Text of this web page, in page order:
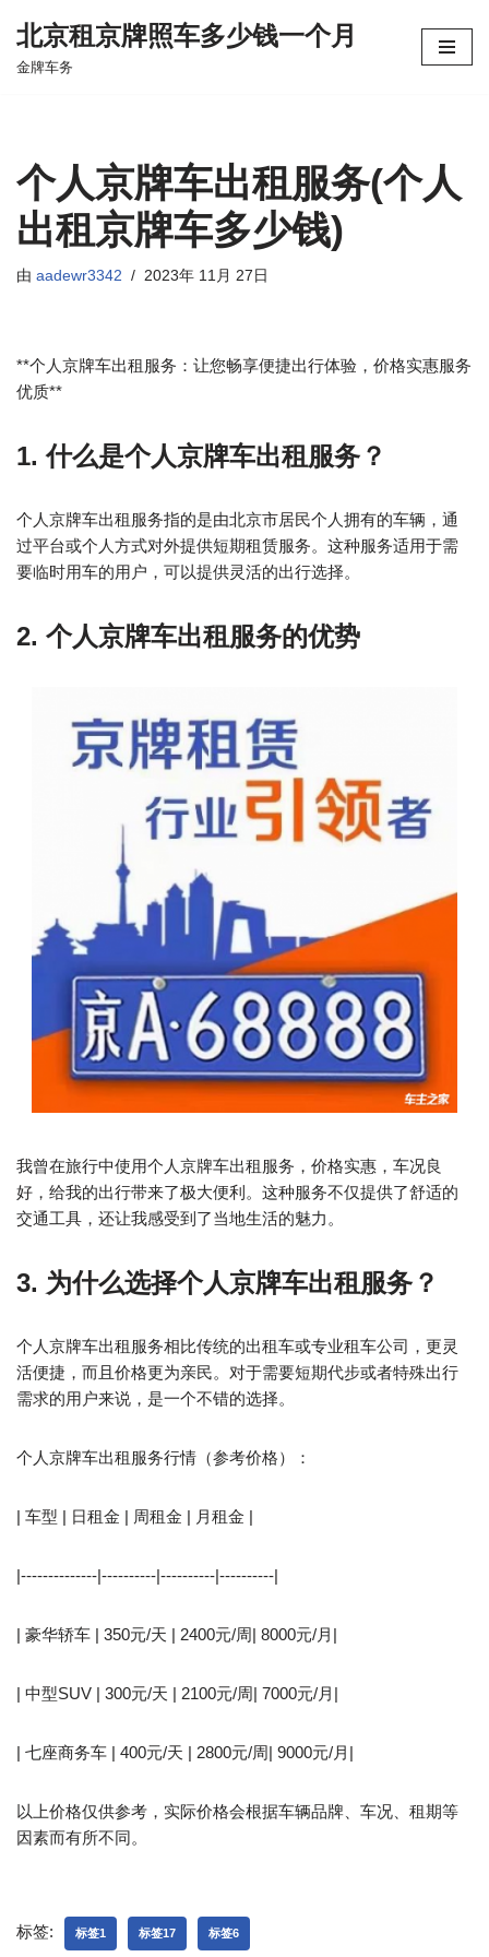
跳
北京租京牌照车多少钱一个月
金牌车务
个人京牌车出租服务(个人
出租京牌车多少钱)
由 aadewr3342 2023年 11月 27日
**个人京牌车出租服务：让您畅享便捷出行体验，价格实惠服务
优质**
1. 什么是个人京牌车出租服务？
个人京牌车出租服务指的是由北京市居民个人拥有的车辆，通
过平台或个人方式对外提供短期租赁服务。这种服务适用于需
要临时用车的用户，可以提供灵活的出行选择。
2. 个人京牌车出租服务的优势
我曾在旅行中使用个人京牌车出租服务，价格实惠，车况良
好，给我的出行带来了极大便利。这种服务不仅提供了舒适的
交通工具，还让我感受到了当地生活的魅力。
3. 为什么选择个人京牌车出租服务？
个人京牌车出租服务相比传统的出租车或专业租车公司，更灵
活便捷，而且价格更为亲民。对于需要短期代步或者特殊出行
需求的用户来说，是一个不错的选择。
个人京牌车出租服务行情（参考价格）：
| 车型 | 日租金 | 周租金 | 月租金 |
|--------------|----------|----------|----------|
| 豪华轿车 | 350元/天 | 2400元/周| 8000元/月|
| 中型SUV | 300元/天 | 2100元/周| 7000元/月|
| 七座商务车 | 400元/天 | 2800元/周| 9000元/月|
以上价格仅供参考，实际价格会根据车辆品牌、车况、租期等
因素而有所不同。
标签: 标签1 标签17 标签6